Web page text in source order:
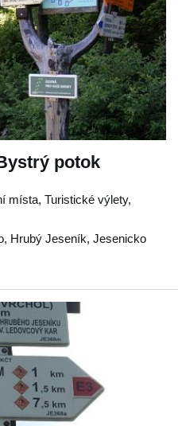
potok
místa, Turistické výlety,
, Hrubý Jeseník, Jesenicko